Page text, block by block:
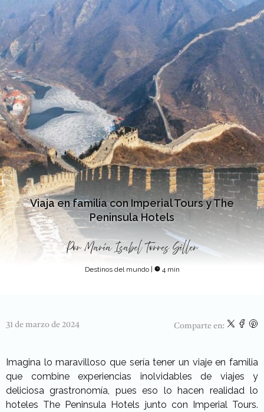
Viaja en familia con Imperial Tours y The
Peninsula Hotels
Por María Isabel Torres Siller
Destinos del mundo | 4 min
31 de marzo de 2024 Comparte en:
Imagina lo maravilloso que sería tener un viaje en familia
que combine experiencias inolvidables de viajes y
deliciosa grastronomía, pues eso lo hacen realidad lo
hoteles The Peninsula Hotels junto con Imperial Tours.